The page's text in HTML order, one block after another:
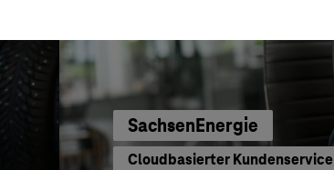
SachsenEnergie
Cloudbasierter Kundenservice